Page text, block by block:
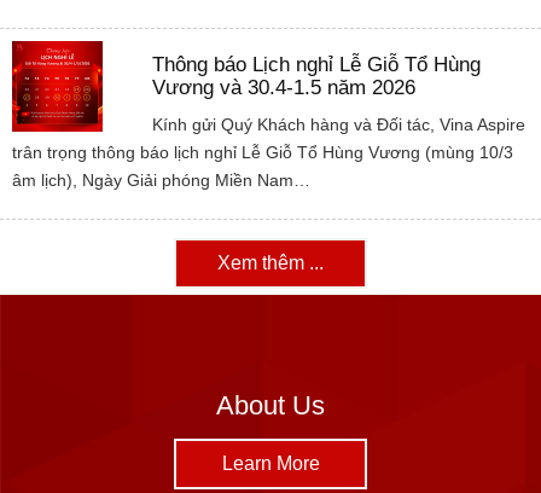
Thông báo Lịch nghỉ Lễ Giỗ Tổ Hùng
Vương và 30.4-1.5 năm 2026
Kính gửi Quý Khách hàng và Đối tác, Vina Aspire
trân trọng thông báo lịch nghỉ Lễ Giỗ Tổ Hùng Vương (mùng 10/3
âm lịch), Ngày Giải phóng Miền Nam…
Xem thêm ...
About Us
Learn More